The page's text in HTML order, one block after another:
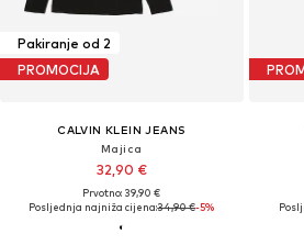
Pakiranje od 2
PROMOCIJA
CALVIN KLEIN JEANS
Majica
32,90 €
Prvotno: 39,90 €
Posljednja najniža cijena:34,90 €-5%